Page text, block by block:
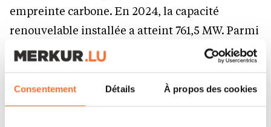
Consentement Détails À propos des cookies
empreinte carbone. En 2024, la capacité
renouvelable installée a atteint 761,5 MW. Parmi
les projets notables, citons le parc solaire
Südeifel en Allemagne, qui est le plus grand
projet d’énergie solaire de la Grande Région, le
premier accord d’achat d’électricité locale du